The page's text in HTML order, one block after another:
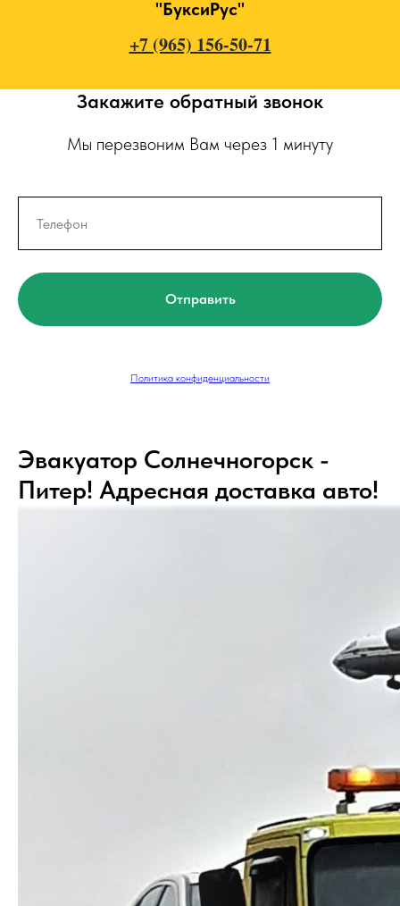
"БуксиРус"
+7 (965) 156-50-71
Закажите обратный звонок
Мы перезвоним Вам через 1 минуту
Отправить
Политика конфиденциальности
Эвакуатор Солнечногорск -
Питер! Адресная доставка авто!